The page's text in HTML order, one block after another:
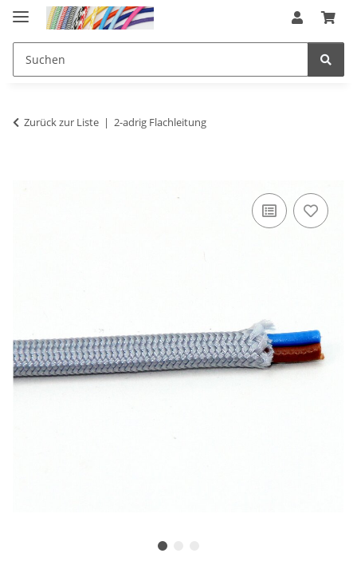
Zurück zur Liste 2-adrig Flachleitung